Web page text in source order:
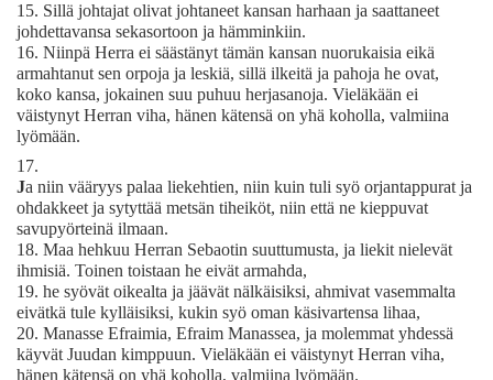
15. Sillä johtajat olivat johtaneet kansan harhaan ja saattaneet
johdettavansa sekasortoon ja hämminkiin.
16. Niinpä Herra ei säästänyt tämän kansan nuorukaisia eikä
armahtanut sen orpoja ja leskiä, sillä ilkeitä ja pahoja he ovat,
koko kansa, jokainen suu puhuu herjasanoja. Vieläkään ei
väistynyt Herran viha, hänen kätensä on yhä koholla, valmiina
lyömään.
17.
Ja niin vääryys palaa liekehtien, niin kuin tuli syö orjantappurat ja
ohdakkeet ja sytyttää metsän tiheiköt, niin että ne kieppuvat
savupyörteinä ilmaan.
18. Maa hehkuu Herran Sebaotin suuttumusta, ja liekit nielevät
ihmisiä. Toinen toistaan he eivät armahda,
19. he syövät oikealta ja jäävät nälkäisiksi, ahmivat vasemmalta
eivätkä tule kylläisiksi, kukin syö oman käsivartensa lihaa,
20. Manasse Efraimia, Efraim Manassea, ja molemmat yhdessä
käyvät Juudan kimppuun. Vieläkään ei väistynyt Herran viha,
hänen kätensä on yhä koholla, valmiina lyömään.